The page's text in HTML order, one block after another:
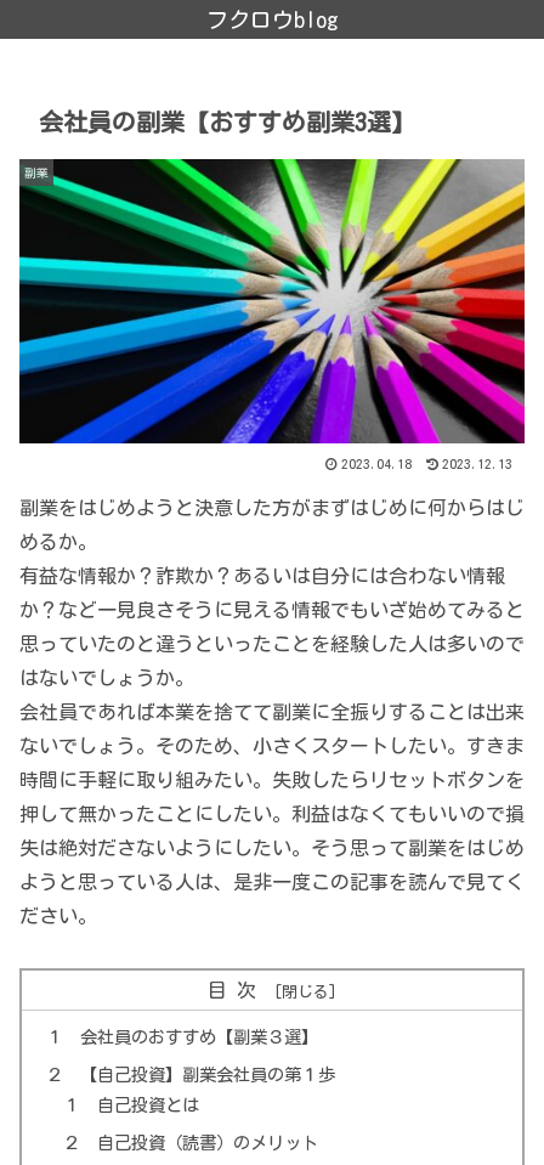
フクロウblog
会社員の副業【おすすめ副業3選】
副業
2023.04.18 2023.12.13
副業をはじめようと決意した方がまずはじめに何からはじ
めるか。
有益な情報か？詐欺か？あるいは自分には合わない情報
か？など一見良さそうに見える情報でもいざ始めてみると
思っていたのと違うといったことを経験した人は多いので
はないでしょうか。
会社員であれば本業を捨てて副業に全振りすることは出来
ないでしょう。そのため、小さくスタートしたい。すきま
時間に手軽に取り組みたい。失敗したらリセットボタンを
押して無かったことにしたい。利益はなくてもいいので損
失は絶対ださないようにしたい。そう思って副業をはじめ
ようと思っている人は、是非一度この記事を読んで見てく
ださい。
目次
１ 会社員のおすすめ【副業３選】
２ 【自己投資】副業会社員の第１歩
１ 自己投資とは
２ 自己投資（読書）のメリット